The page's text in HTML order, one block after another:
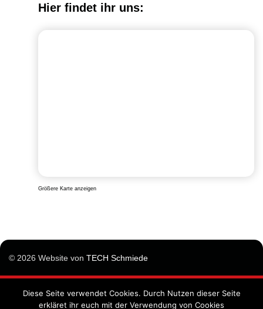
Hier findet ihr uns:
Größere Karte anzeigen
© 2026 Website von TECH Schmiede
Impressum
Diese Seite verwendet Cookies. Durch Nutzen dieser Seite
erkläret ihr euch mit der Verwendung von Cookies